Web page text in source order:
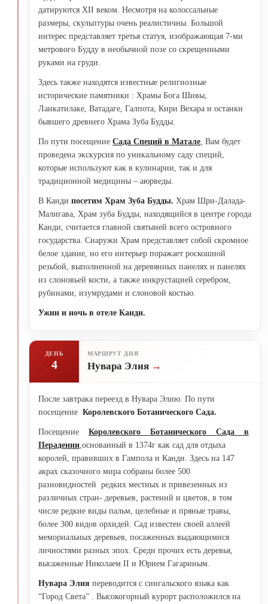
датируются XII веком. Несмотря на колоссальные
размеры, скульптуры очень реалистичны. Большой
интерес представляет третья статуя, изображающая 7-ми
метрового Будду в необычной позе со скрещенными
руками на груди.
Здесь также находятся известные религиозные
исторические памятники : Храмы Бога Шивы,
Ланкатилаке, Ватадаге, Галпота, Кири Вехара и останки
бывшего древнего Храма Зуба Будды.
По пути посещение Сада Специй в Матале , Вам будет
проведена экскурсия по уникальному саду специй,
которые используют как в кулинарии, так и для
традиционной медицины – аюрведы.
В Канди посетим Храм Зуба Будды. Храм Шри-Далада-
Малигава, Храм зуба Будды, находящийся в центре города
Канди, считается главной святыней всего островного
государства. Снаружи Храм представляет собой скромное
белое здание, но его интерьер поражает роскошной
резьбой, выполненной на деревянных панелях и панелях
из слоновьей кости, а также инкрустацией серебром,
рубинами, изумрудами и слоновой костью.
Ужин и ночь в отеле Канди.
ДЕНЬ
4
МАРШРУТ ДНЯ
Нувара Элия
После завтрака переезд в Нувара Элию. По пути
посещение Королевского Ботанического Сада.
Посещение Королевского Ботанического Сада в
Перадении ,основанный в 1374г как сад для отдыха
королей, правивших в Гампола и Канди. Здесь на 147
акрах сказочного мира собраны более 500
разновидностей редких местных и привезенных из
различных стран- деревьев, растений и цветов, в том
числе редкие виды пальм, целебные и пряные травы,
более 300 видов орхидей. Сад известен своей аллеей
мемориальных деревьев, посаженных выдающимися
личностями разных эпох. Среди прочих есть деревья,
высаженные Николаем II и Юрием Гагариным.
Нувара Элия переводится с сингальского языка как
“Город Света” . Высокогорный курорт расположился на